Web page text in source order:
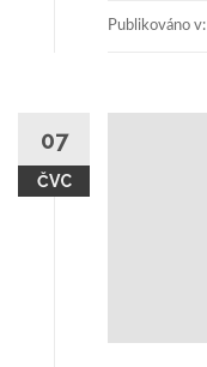
Publikováno
07
ČVC